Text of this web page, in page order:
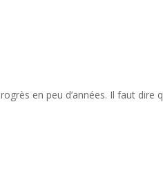
en peu d’années. Il faut dire